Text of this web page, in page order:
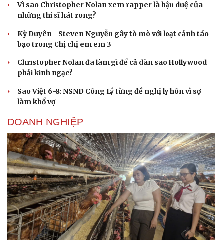
Vì sao Christopher Nolan xem rapper là hậu duệ của
những thi sĩ hát rong?
Kỳ Duyên - Steven Nguyễn gây tò mò với loạt cảnh táo
bạo trong Chị chị em em 3
Christopher Nolan đã làm gì để cả dàn sao Hollywood
phải kinh ngạc?
Sao Việt 6-8: NSND Công Lý từng đề nghị ly hôn vì sợ
làm khổ vợ
DOANH NGHIỆP